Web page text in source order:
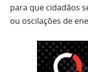
para que cidadãos
ou oscilações de